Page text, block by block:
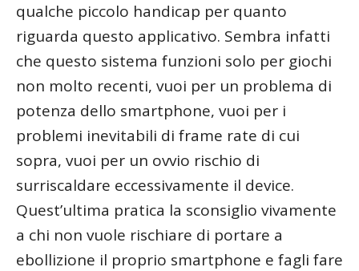
qualche piccolo handicap per quanto
riguarda questo applicativo. Sembra infatti
che questo sistema funzioni solo per giochi
non molto recenti, vuoi per un problema di
potenza dello smartphone, vuoi per i
problemi inevitabili di frame rate di cui
sopra, vuoi per un ovvio rischio di
surriscaldare eccessivamente il device.
Quest’ultima pratica la sconsiglio vivamente
a chi non vuole rischiare di portare a
ebollizione il proprio smartphone e fagli fare